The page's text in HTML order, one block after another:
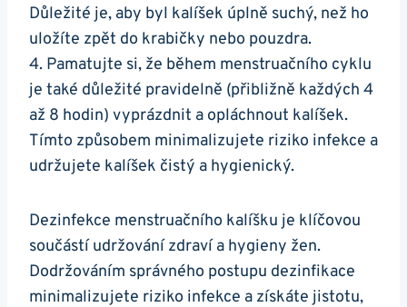
Důležité je, aby byl kalíšek úplně suchý, než ho
uložíte zpět do krabičky nebo pouzdra.
4. Pamatujte si, že během menstruačního cyklu
je také důležité pravidelně (přibližně každých 4
až 8 hodin) vyprázdnit a opláchnout kalíšek.
Tímto způsobem minimalizujete riziko infekce a
udržujete kalíšek čistý a hygienický.
Dezinfekce menstruačního kalíšku je klíčovou
součástí udržování zdraví a hygieny žen.
Dodržováním správného postupu dezinfikace
minimalizujete riziko infekce a získáte jistotu,